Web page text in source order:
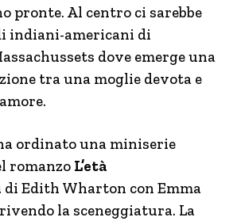
pronte. Al centro ci sarebbe
indiani-americani di
dove emerge una
tra una moglie devota e
ordinato una miniserie
romanzo L’età
di Edith Wharton con Emma
la sceneggiatura. La